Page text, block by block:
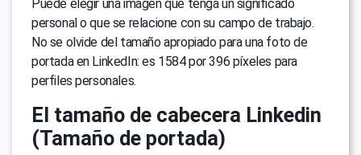
Puede elegir una imagen que tenga un significado
personal o que se relacione con su campo de trabajo.
No se olvide del tamaño apropiado para una foto de
portada en LinkedIn: es 1584 por 396 píxeles para
perfiles personales.
El tamaño de cabecera Linkedin
(Tamaño de portada)